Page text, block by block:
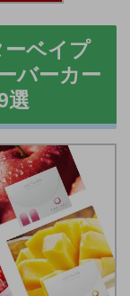
ーベイプ
バーカー
選